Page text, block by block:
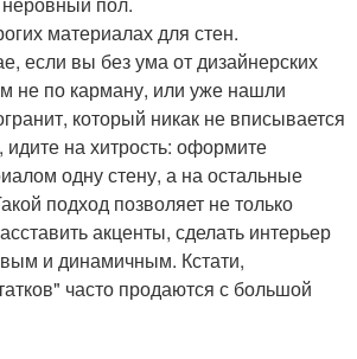
материалах для стен.
если вы без ума от дизайнерских
не по карману, или уже нашли
который никак не вписывается
на хитрость: оформите
одну стену, а на остальные
подход позволяет не только
акценты, сделать интерьер
и динамичным. Кстати,
часто продаются с большой